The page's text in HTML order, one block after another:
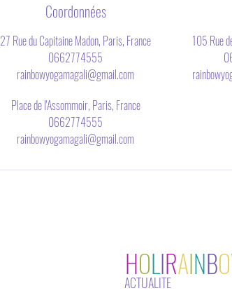
Coordonnées
27 Rue du Capitaine Madon, Paris, France
0662774555
rainbowyogamagali@gmail.com
105 Rue
Place de l'Assommoir, Paris, France
0662774555
rainbowyogamagali@gmail.com
HOLIRAINBO
ACTUALITE